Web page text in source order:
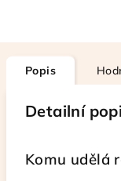
Popis
Detailní
Komu udělá